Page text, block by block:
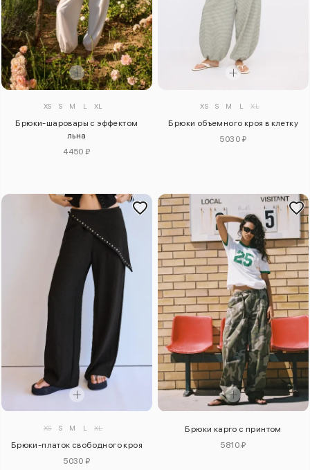
XS S M L XL
Брюки-шаровары с эффектом
льна
4450 ₽
XS S M L XL
Брюки объемного кроя в клетку
5030 ₽
XS S M L XL
Брюки-платок свободного кроя
5030 ₽
Брюки карго с принтом
5810 ₽